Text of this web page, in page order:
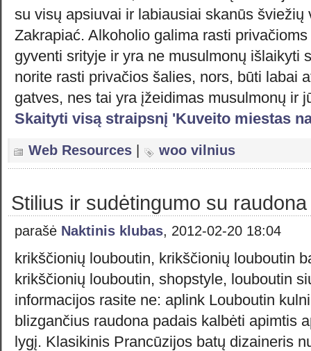
su visų apsiuvai ir labiausiai skanūs šviežių
Zakrapiać. Alkoholio galima rasti
gyventi srityje ir yra ne musulmonų išlaikyti
norite rasti privačios šalies, nors, būti labai
gatves, nes tai yra įžeidimas musulmonų ir
Skaityti visą straipsnį 'Kuveito miestas
Web Resources woo vilnius
Stilius ir sudėtingumo su
parašė Naktinis klubas, 2012-02-20 18:04
krikščionių louboutin, krikščionių louboutin
krikščionių louboutin, shopstyle, louboutin
informacijos rasite ne: aplink Louboutin
blizgančius raudona padais kalbėti apimtis
lygį. Klasikinis Prancūzijos batų dizaineris